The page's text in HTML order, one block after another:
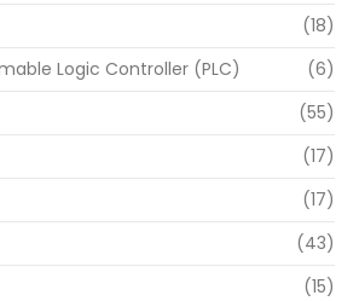
(18)
Logic Controller (PLC)
(6)
(55)
(17)
(17)
(43)
(15)